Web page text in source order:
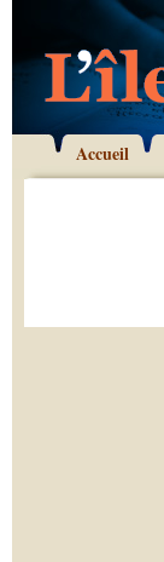
Accueil